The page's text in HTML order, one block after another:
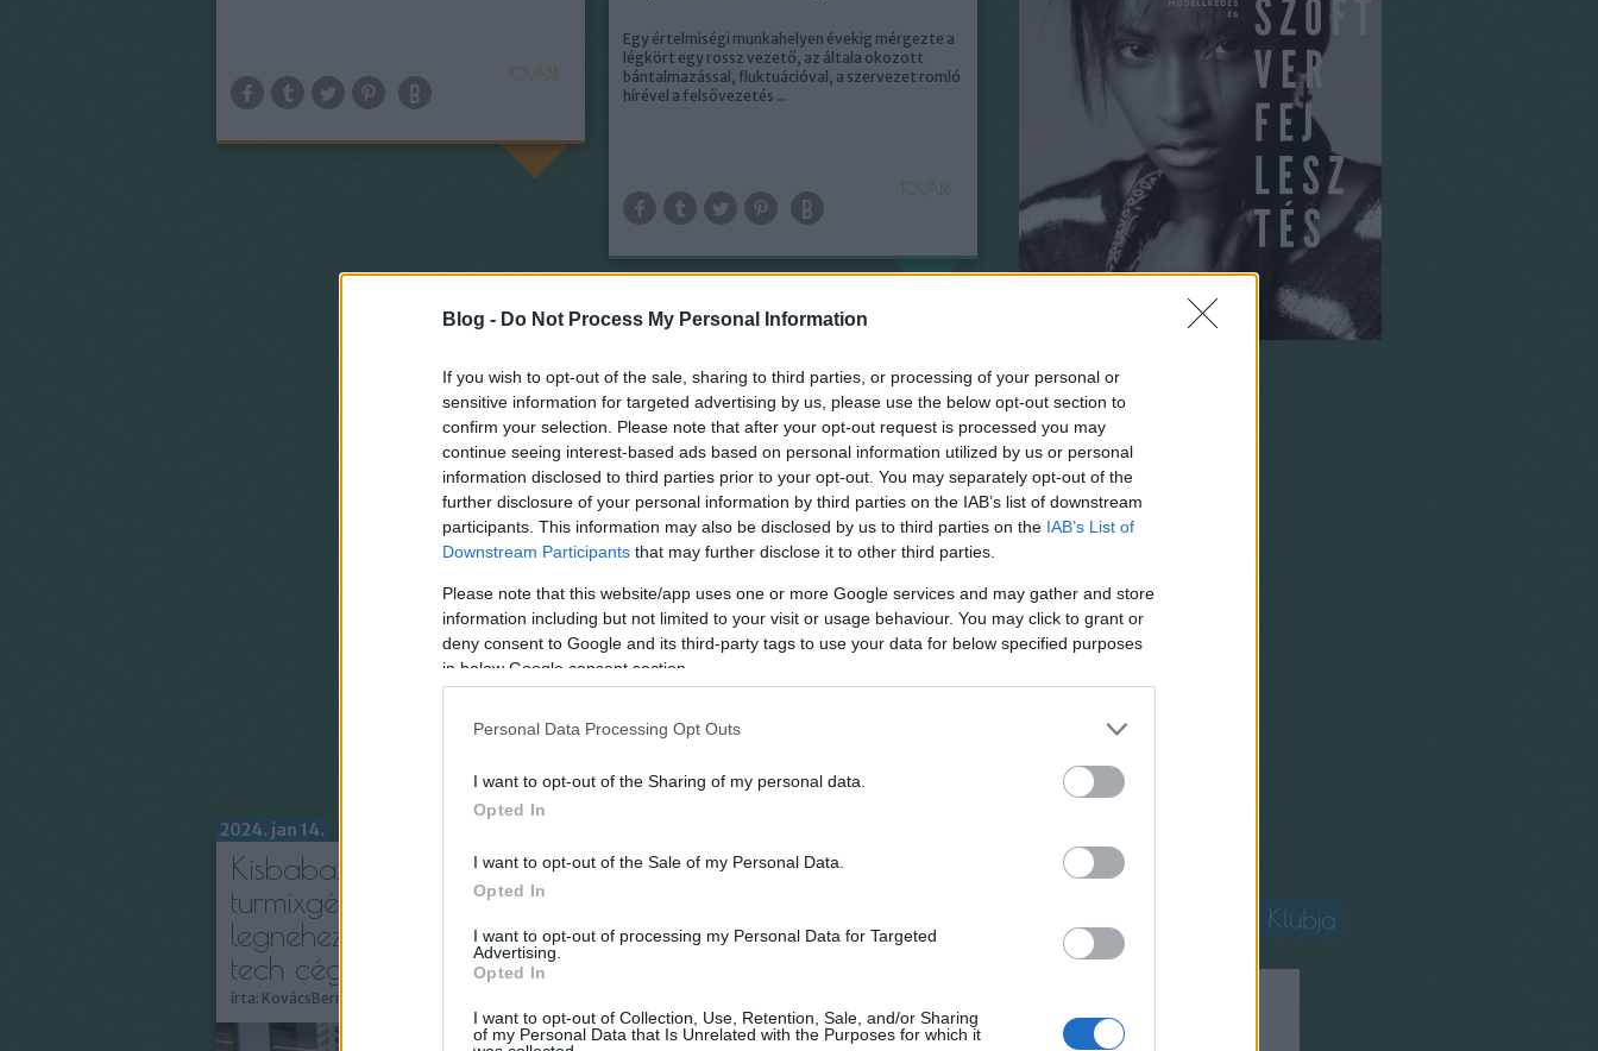
Blog - Do Not Process My Personal Information
If you wish to opt-out of the sale, sharing to third parties, or processing of your personal or
sensitive information for targeted advertising by us, please use the below opt-out section to
confirm your selection. Please note that after your opt-out request is processed you may
continue seeing interest-based ads based on personal information utilized by us or personal
information disclosed to third parties prior to your opt-out. You may separately opt-out of the
further disclosure of your personal information by third parties on the IAB’s list of downstream
participants. This information may also be disclosed by us to third parties on the IAB’s List of
Downstream Participants that may further disclose it to other third parties.
Please note that this website/app uses one or more Google services and may gather and store
information including but not limited to your visit or usage behaviour. You may click to grant or
deny consent to Google and its third-party tags to use your data for below specified purposes
in below Google consent section.
Personal Data Processing Opt Outs
I want to opt-out of the Sharing of my personal data.
Opted In
I want to opt-out of the Sale of my Personal Data.
Opted In
I want to opt-out of processing my Personal Data for Targeted
Advertising.
Opted In
I want to opt-out of Collection, Use, Retention, Sale, and/or Sharing
of my Personal Data that Is Unrelated with the Purposes for which it
TOVÁBB
Egy értelmiségi munkahelyen évekig mérgezte a
légkört egy rossz vezető, az általa okozott
bántalmazással, fluktuációval, a szervezet romló
hírével a felsővezetés ...
TOVÁBB
Mi történt idén a
intelligenciával
2024. jan 14.
Kisbaba, apáca,
turmixgép – a 10
legnehezebb állásinterjú
tech cégeknél
írta: KovácsBernadett
Libri
A BME oldala nőknek
Tudományos Újságírók Klubja